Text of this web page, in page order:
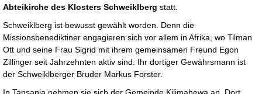
Abteikirche des Klosters Schweiklberg statt.
Schweiklberg ist bewusst gewählt worden. Denn die
Missionsbenediktiner engagieren sich vor allem in Afrika, wo Tilman
Ott und seine Frau Sigrid mit ihrem gemeinsamen Freund Egon
Zillinger seit Jahrzehnten aktiv sind. Ihr dortiger Gewährsmann ist
der Schweiklberger Bruder Markus Forster.
In Tansania nehmen sie sich der Gemeinde Kilimahewa an. Dort